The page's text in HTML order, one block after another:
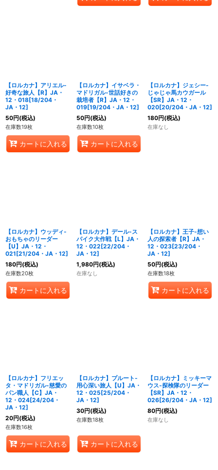
【ロルカナ】アリエル-
好奇な旅人【R】JA・
12・018[18/204・
JA・12]
50円(税込)
在庫数19枚
カートに入れる
【ロルカナ】イサベラ・
マドリガル-世話好きの
栽培者【R】JA・12・
019[19/204・JA・12]
50円(税込)
在庫数10枚
カートに入れる
【ロルカナ】ジェシー-
じゃじゃ馬カウガール
【SR】JA・12・
020[20/204・JA・12]
180円(税込)
在庫なし
【ロルカナ】ウッディ-
おもちゃのリーダー
【U】JA・12・
021[21/204・JA・12]
180円(税込)
在庫数20枚
カートに入れる
【ロルカナ】デール-ス
パイク大作戦【L】JA・
12・022[22/204・
JA・12]
1,980円(税込)
在庫なし
【ロルカナ】王子-想い
人の探索者【R】JA・
12・023[23/204・
JA・12]
50円(税込)
在庫数18枚
カートに入れる
【ロルカナ】フリエッ
タ・マドリガル-慈愛の
パン職人【C】JA・
12・024[24/204・
JA・12]
20円(税込)
在庫数16枚
カートに入れる
【ロルカナ】プルート-
用心深い旅人【U】JA・
12・025[25/204・
JA・12]
30円(税込)
在庫数18枚
カートに入れる
【ロルカナ】ミッキーマ
ウス-探検隊のリーダー
【SR】JA・12・
026[26/204・JA・12]
80円(税込)
在庫なし